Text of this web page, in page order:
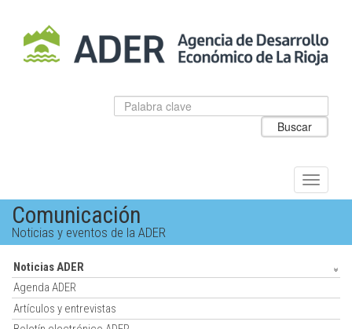
Salto
al
contenido
Datos
para
Introduzca
el
Buscar
Alternar
Comunicación
Noticias y eventos de la ADER
Noticias ADER
Agenda ADER
Artículos y entrevistas